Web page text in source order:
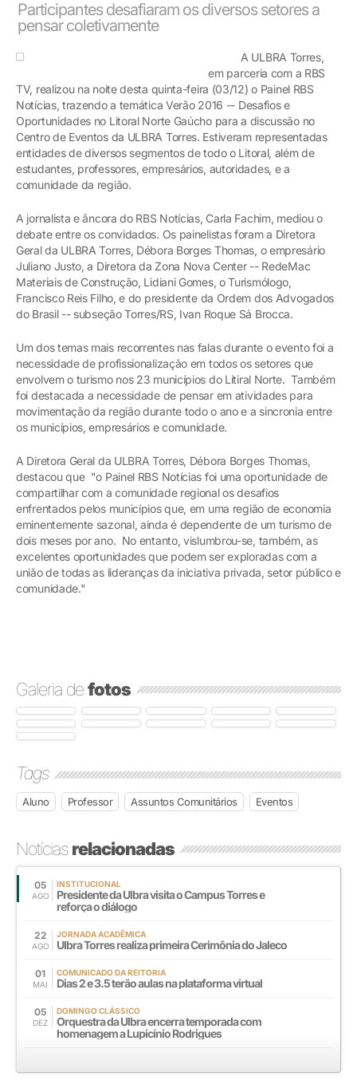
Participantes desafiaram os diversos setores a
pensar coletivamente
A ULBRA Torres,
em parceria com a RBS
TV, realizou na noite desta quinta-feira (03/12) o Painel RBS
Notícias, trazendo a temática Verão 2016 -- Desafios e
Oportunidades no Litoral Norte Gaúcho para a discussão no
Centro de Eventos da ULBRA Torres. Estiveram representadas
entidades de diversos segmentos de todo o Litoral, além de
estudantes, professores, empresários, autoridades, e a
comunidade da região.
A jornalista e âncora do RBS Notícias, Carla Fachim, mediou o
debate entre os convidados. Os painelistas foram a Diretora
Geral da ULBRA Torres, Débora Borges Thomas, o empresário
Juliano Justo, a Diretora da Zona Nova Center -- RedeMac
Materiais de Construção, Lidiani Gomes, o Turismólogo,
Francisco Reis Filho, e do presidente da Ordem dos Advogados
do Brasil -- subseção Torres/RS, Ivan Roque Sá Brocca.
Um dos temas mais recorrentes nas falas durante o evento foi a
necessidade de profissionalização em todos os setores que
envolvem o turismo nos 23 municípios do Litiral Norte. Também
foi destacada a necessidade de pensar em atividades para
movimentação da região durante todo o ano e a sincronia entre
os municípios, empresários e comunidade.
A Diretora Geral da ULBRA Torres, Débora Borges Thomas,
destacou que "o Painel RBS Notícias foi uma oportunidade de
compartilhar com a comunidade regional os desafios
enfrentados pelos municípios que, em uma região de economia
eminentemente sazonal, ainda é dependente de um turismo de
dois meses por ano. No entanto, vislumbrou-se, também, as
excelentes oportunidades que podem ser exploradas com a
união de todas as lideranças da iniciativa privada, setor público e
comunidade."
Galeria defotos
Tags
Aluno Professor Assuntos Comunitários Eventos
Notíciasrelacionadas
05
AGO
INSTITUCIONAL
Presidente da Ulbra visita o Campus Torres e
reforça o diálogo
22
AGO
JORNADA ACADÊMICA
Ulbra Torres realiza primeira Cerimônia do Jaleco
01
MAI
COMUNICADO DA REITORIA
Dias 2 e 3.5 terão aulas na plataforma virtual
05
DEZ
DOMINGO CLÁSSICO
Orquestra da Ulbra encerra temporada com
homenagem a Lupicínio Rodrigues